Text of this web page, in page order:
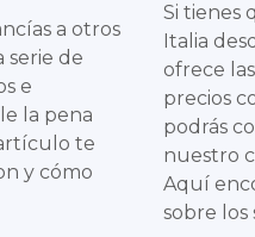
a otros
serie de
e
la pena
te
y cómo
Si tienes
Italia
ofrece
precios
podrás
nuestro
Aquí
sobre los